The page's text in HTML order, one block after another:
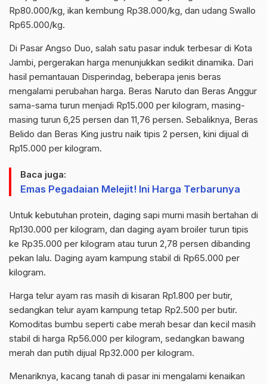
Rp80.000/kg, ikan kembung Rp38.000/kg, dan udang Swallo
Rp65.000/kg.
Di Pasar Angso Duo, salah satu pasar induk terbesar di Kota
Jambi, pergerakan harga menunjukkan sedikit dinamika. Dari
hasil pemantauan Disperindag, beberapa jenis beras
mengalami perubahan harga. Beras Naruto dan Beras Anggur
sama-sama turun menjadi Rp15.000 per kilogram, masing-
masing turun 6,25 persen dan 11,76 persen. Sebaliknya, Beras
Belido dan Beras King justru naik tipis 2 persen, kini dijual di
Rp15.000 per kilogram.
Baca juga:
Emas Pegadaian Melejit! Ini Harga Terbarunya
Untuk kebutuhan protein, daging sapi murni masih bertahan di
Rp130.000 per kilogram, dan daging ayam broiler turun tipis
ke Rp35.000 per kilogram atau turun 2,78 persen dibanding
pekan lalu. Daging ayam kampung stabil di Rp65.000 per
kilogram.
Harga telur ayam ras masih di kisaran Rp1.800 per butir,
sedangkan telur ayam kampung tetap Rp2.500 per butir.
Komoditas bumbu seperti cabe merah besar dan kecil masih
stabil di harga Rp56.000 per kilogram, sedangkan bawang
merah dan putih dijual Rp32.000 per kilogram.
Menariknya, kacang tanah di pasar ini mengalami kenaikan